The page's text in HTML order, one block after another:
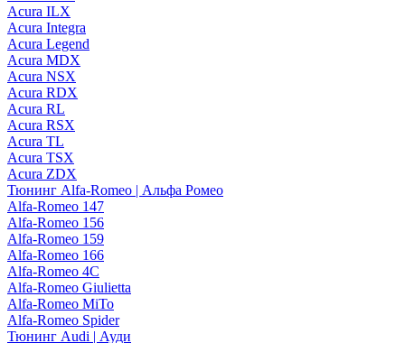
Acura ILX
Acura Integra
Acura Legend
Acura MDX
Acura NSX
Acura RDX
Acura RL
Acura RSX
Acura TL
Acura TSX
Acura ZDX
Тюнинг Alfa-Romeo | Альфа Ромео
Alfa-Romeo 147
Alfa-Romeo 156
Alfa-Romeo 159
Alfa-Romeo 166
Alfa-Romeo 4C
Alfa-Romeo Giulietta
Alfa-Romeo MiTo
Alfa-Romeo Spider
Тюнинг Audi | Ауди